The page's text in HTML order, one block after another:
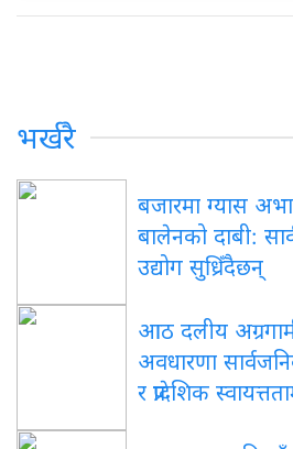
भर्खरै
बजारमा ग्यास
बालेनको दाबी:
उद्योग सुध्रिँदैछन्
आठ दलीय अग्रगामी
अवधारणा
र प्रादेशिक